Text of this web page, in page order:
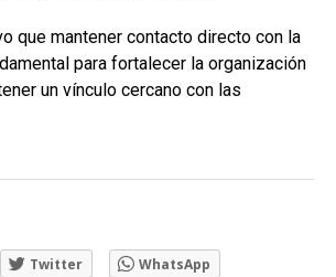
que mantener contacto directo con la
para fortalecer la organización
un vínculo cercano con las
Twitter WhatsApp